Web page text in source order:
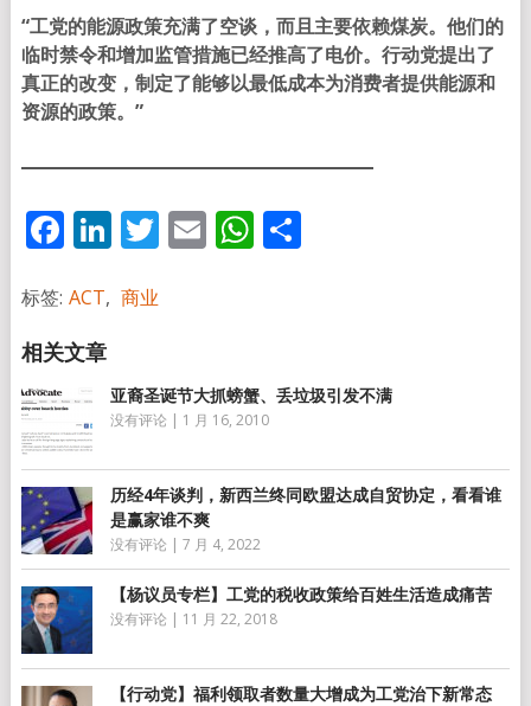
“工党的能源政策充满了空谈，而且主要依赖煤炭。他们的
临时禁令和增加监管措施已经推高了电价。行动党提出了
真正的改变，制定了能够以最低成本为消费者提供能源和
资源的政策。”
Facebook
LinkedIn
Twitter
EmailWhatsApp
分
标签: ACT, 商业
亚裔圣诞节大抓螃蟹、丢垃圾引发不满
没有评论 | 1 月 16, 2010
历经4年谈判，新西兰终同欧盟达成自贸协定，看看谁
是赢家谁不爽
没有评论 | 7 月 4, 2022
【杨议员专栏】工党的税收政策给百姓生活造成痛苦
没有评论 | 11 月 22, 2018
【行动党】福利领取者数量大增成为工党治下新常态